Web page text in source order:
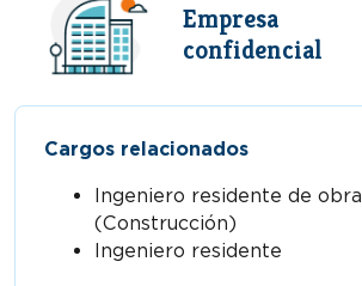
Empresa
confidencial
Cargos relacionados
Ingeniero residente de obra
(Construcción)
Ingeniero residente